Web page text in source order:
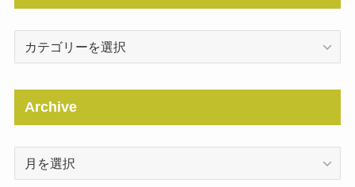
Categories
Archive
Archive